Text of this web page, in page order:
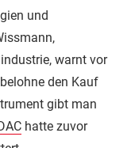
und
warnt vor
den Kauf
gibt man
hatte zuvor